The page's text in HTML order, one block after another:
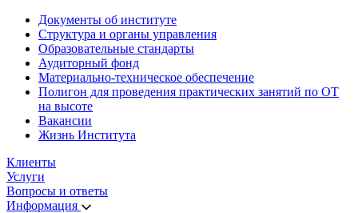
Документы об институте
Структура и органы управления
Образовательные стандарты
Аудиторный фонд
Материально-техническое обеспечение
Полигон для проведения практических занятий по ОТ
на высоте
Вакансии
Жизнь Института
Клиенты
Услуги
Вопросы и ответы
Информация